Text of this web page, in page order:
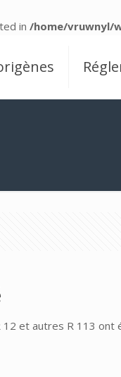
in /home/vruwnyl/
et autres R 113